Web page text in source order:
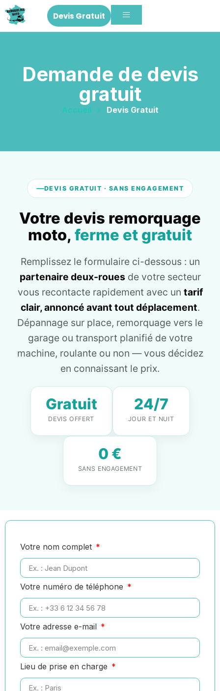
Devis Gratuit
Demande de devis
gratuit
Accueil » Devis Gratuit
DEVIS GRATUIT · SANS ENGAGEMENT
Votre devis remorquage
moto, ferme et gratuit
Remplissez le formulaire ci-dessous : un
partenaire deux-rouesde votre secteur
vous recontacte rapidement avec un tarif
clair, annoncé avant tout déplacement.
Dépannage sur place, remorquage vers le
garage ou transport planifié de votre
machine, roulante ou non — vous décidez
en connaissant le prix.
Gratuit
DEVIS OFFERT
24/7
JOUR ET NUIT
0 €
SANS ENGAGEMENT
Votre nom complet
Votre numéro de téléphone
Votre adresse e-mail
Lieu de prise en charge